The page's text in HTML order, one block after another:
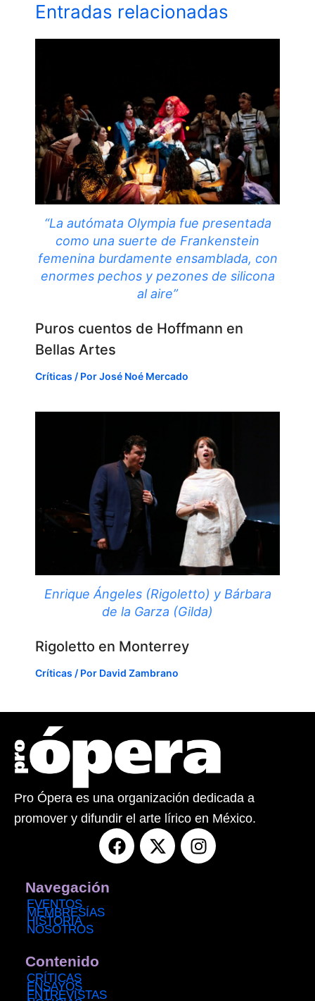
Entradas relacionadas
“La autómata Olympia fue presentada
como una suerte de Frankenstein
femenina burdamente ensamblada, con
enormes pechos y pezones de silicona
al aire”
Puros cuentos de Hoffmann en
Bellas Artes
Críticas / PorJosé Noé Mercado
Enrique Ángeles (Rigoletto) y Bárbara
de la Garza (Gilda)
Rigoletto en Monterrey
Críticas / Por David Zambrano
Pro Ópera es una organización dedicada a
promover y difundir el arte lírico en México.
F
a
X
-
I
n
Navegación
EVENTOS
MEMBRESÍAS
HISTORIA
NOSOTROS
Contenido
CRÍTICAS
ENSAYOS
ENTREVISTAS